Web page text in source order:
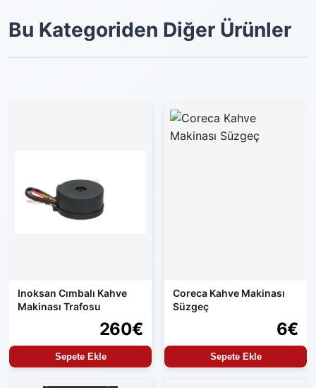
Bu Kategoriden Diğer Ürünler
Inoksan Cımbalı Kahve
Makinası Trafosu
260€
Sepete Ekle
Coreca Kahve Makinası
Süzgeç
6€
Sepete Ekle